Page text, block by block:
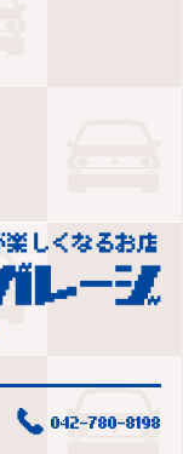
042-780-8198